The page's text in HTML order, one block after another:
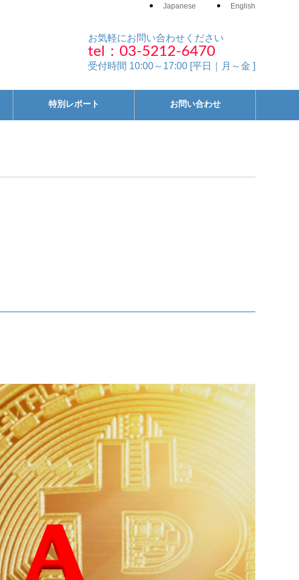
Japanese English
お気軽にお問い合わせください
tel：03-5212-6470
受付時間 10:00～17:00 [平日｜月～金 ]
特別レポート お問い合わせ